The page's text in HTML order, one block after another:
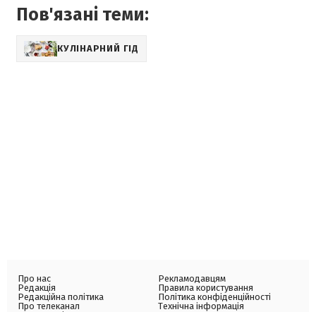
Пов'язані теми:
КУЛІНАРНИЙ ГІД
Про нас
Редакція
Редакційна політика
Про телеканал
Рекламодавцям
Правила користування
Політика конфіденційності
Технічна інформація